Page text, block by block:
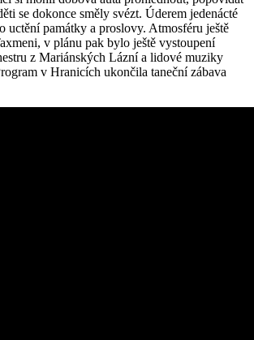
se dokonce směly svézt. Úderem jedenácté
uctění památky a proslovy. Atmosféru ještě
v plánu pak bylo ještě vystoupení
z Mariánských Lázní a lidové muziky
v Hranicích ukončila taneční zábava